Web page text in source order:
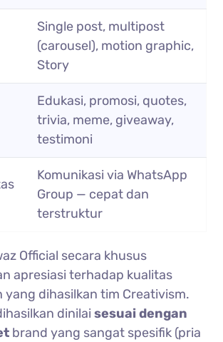
Single post, multipost
(carousel), motion graphic,
Story
Edukasi, promosi, quotes,
trivia, meme, giveaway,
testimoni
Komunikasi via WhatsApp
Group — cepat dan
terstruktur
Official secara khusus
apresiasi terhadap kualitas
yang dihasilkan tim Creativism.
dinilaisesuai dengan
brand yang sangat spesifik (pria